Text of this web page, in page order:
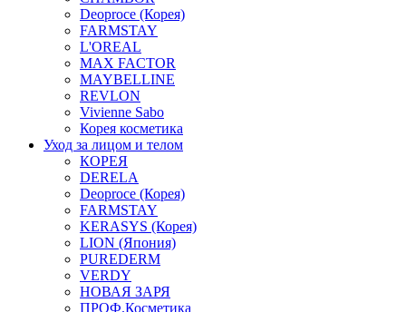
Deoproce (Корея)
FARMSTAY
L'OREAL
MAX FACTOR
MAYBELLINE
REVLON
Vivienne Sabo
Корея косметика
Уход за лицом и телом
КОРЕЯ
DERELA
Deoproce (Корея)
FARMSTAY
KERASYS (Корея)
LION (Япония)
PUREDERM
VERDY
НОВАЯ ЗАРЯ
ПРОФ.Косметика